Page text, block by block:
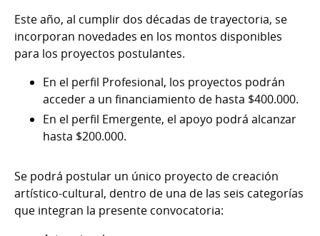
Este año, al cumplir dos décadas de trayectoria, se
incorporan novedades en los montos disponibles
para los proyectos postulantes.
En el perfil Profesional, los proyectos podrán
acceder a un financiamiento de hasta $400.000.
En el perfil Emergente, el apoyo podrá alcanzar
hasta $200.000.
Se podrá postular un único proyecto de creación
artístico-cultural, dentro de una de las seis categorías
que integran la presente convocatoria: